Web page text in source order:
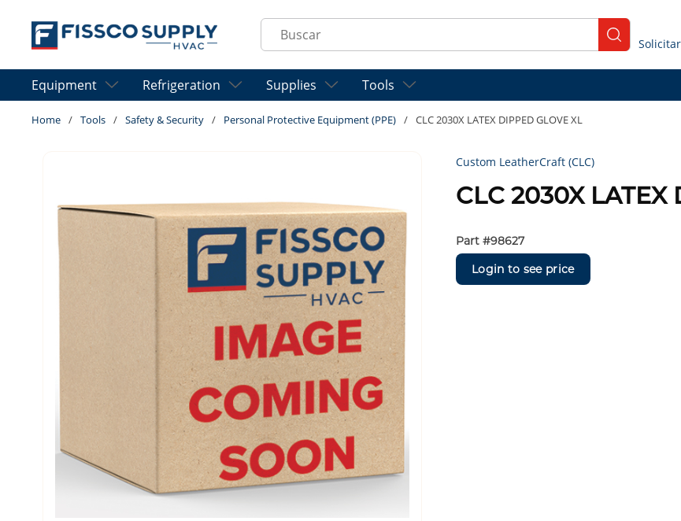
Skip to main content
Site Search
submit
Equipment Refrigeration Supplies Tools
Home / Tools / Safety & Security / Personal Protective Equipment (PPE) / CLC 2030X LATEX DIPPED GLOVE XL
Custom LeatherCraft (CLC)
CLC 2030X LATEX
Part #98627
Login to see price